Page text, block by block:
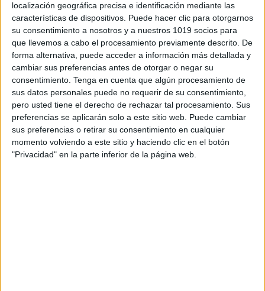
localización geográfica precisa e identificación mediante las
características de dispositivos. Puede hacer clic para otorgarnos
su consentimiento a nosotros y a nuestros 1019 socios para
que llevemos a cabo el procesamiento previamente descrito. De
forma alternativa, puede acceder a información más detallada y
cambiar sus preferencias antes de otorgar o negar su
consentimiento. Tenga en cuenta que algún procesamiento de
sus datos personales puede no requerir de su consentimiento,
pero usted tiene el derecho de rechazar tal procesamiento. Sus
preferencias se aplicarán solo a este sitio web. Puede cambiar
sus preferencias o retirar su consentimiento en cualquier
momento volviendo a este sitio y haciendo clic en el botón
"Privacidad" en la parte inferior de la página web.
Actividad manipulativa perfecta para
Educación Infantil y Primer Ciclo de
Primaria.
Formato imprimible, listo para recortar y
plastificar.
Cómo utilizar este material
Entrega las tarjetas a los alumnos y plantea las
preguntas que aparecen en cada una. Los niños